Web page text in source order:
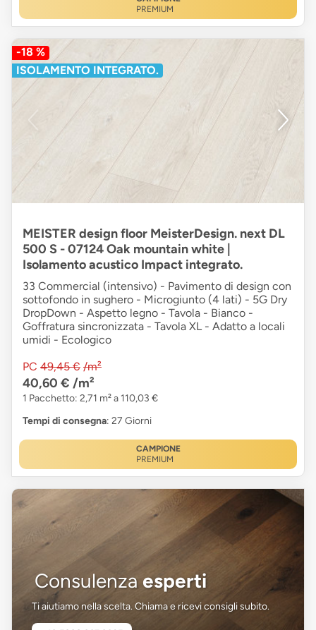
PREMIUM
-18 %
ISOLAMENTO INTEGRATO.
MEISTER design floor MeisterDesign. next DL
500 S - 07124 Oak mountain white |
Isolamento acustico Impact integrato.
33 Commercial (intensivo) - Pavimento di design con
sottofondo in sughero - Microgiunto (4 lati) - 5G Dry
DropDown - Aspetto legno - Tavola - Bianco -
Goffratura sincronizzata - Tavola XL - Adatto a locali
umidi - Ecologico
PC 49,45 € /m²
40,60 € /m²
1 Pacchetto: 2,71 m² a 110,03 €
Tempi di consegna: 27 Giorni
CAMPIONE
PREMIUM
Consulenza esperti
Ti aiutiamo nella scelta. Chiama e ricevi consigli subito.